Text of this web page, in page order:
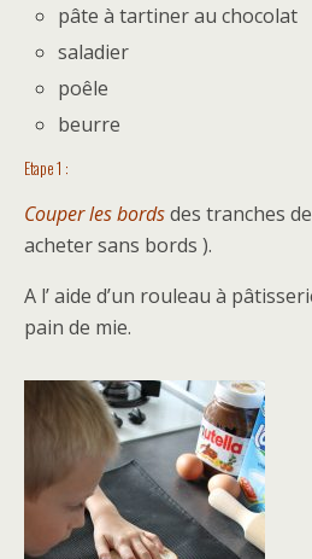
pâte à tartiner au chocolat
saladier
poêle
beurre
Etape 1 :
Couper les bordsdes tranches
acheter sans bords ).
A l’ aide d’un rouleau à
pain de mie.